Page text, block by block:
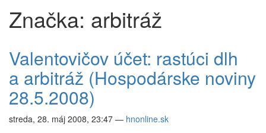
Značka: arbitráž
Valentovičov účet: rastúci dlh
a arbitráž (Hospodárske noviny
28.5.2008)
streda, 28. máj 2008, 23:47 — hnonline.sk